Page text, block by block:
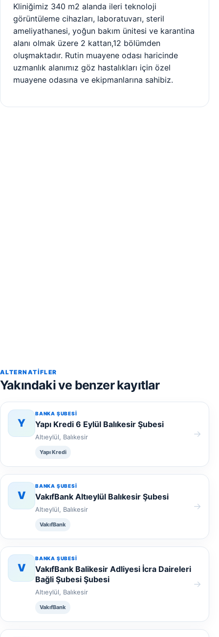
Kliniğimiz 340 m2 alanda ileri teknoloji
görüntüleme cihazları, laboratuvarı, steril
ameliyathanesi, yoğun bakım ünitesi ve karantina
alanı olmak üzere 2 kattan,12 bölümden
oluşmaktadır. Rutin muayene odası haricinde
uzmanlık alanımız göz hastalıkları için özel
muayene odasına ve ekipmanlarına sahibiz.
ALTERNATIFLER
Yakındaki ve benzer kayıtlar
Y
BANKA ŞUBESI
Yapı Kredi 6 Eylül Balıkesir Şubesi
Altıeylül, Balıkesir
Yapı Kredi
→
V
BANKA ŞUBESI
VakıfBank Altıeylül Balıkesir Şubesi
Altıeylül, Balıkesir
VakıfBank
→
V
BANKA ŞUBESI
VakıfBank Balikesir Adliyesi İcra Daireleri
Bağli Şubesi Şubesi
Altıeylül, Balıkesir
VakıfBank
→